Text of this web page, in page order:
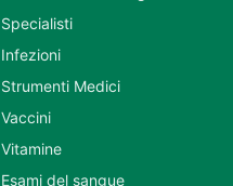
Specialisti
Infezioni
Strumenti Medici
Vaccini
Vitamine
Esami del sangue